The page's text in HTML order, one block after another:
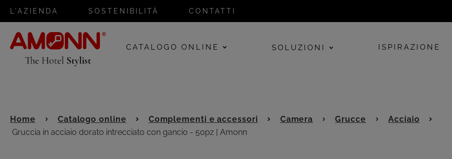
L'AZIENDA SOSTENIBILITÀ CONTATTI
CATALOGO ONLINE SOLUZIONI ISPIRAZIONE
Home Catalogo online Complementi e accessori Camera Grucce
Acciaio
Gruccia in acciaio dorato intrecciato con gancio - 50pz | Amonn